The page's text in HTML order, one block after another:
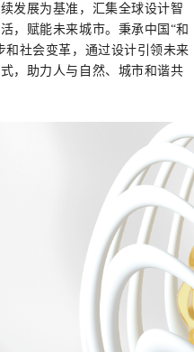
发展为基准，汇集全球设计智
，赋能未来城市。秉承中国“和
和社会变革，通过设计引领未来
，助力人与自然、城市和谐共